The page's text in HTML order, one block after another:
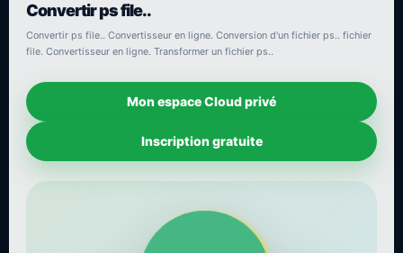
Convertir ps file..
Convertir ps file.. Convertisseur en ligne. Conversion d'un fichier ps.. fichier
file. Convertisseur en ligne. Transformer un fichier ps..
Mon espace Cloud privé
Inscription gratuite